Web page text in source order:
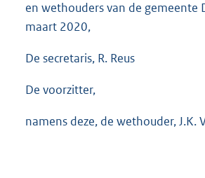
en wethouders van de gemeente
maart 2020,
De secretaris, R. Reus
De voorzitter,
namens deze, de wethouder, J.K.